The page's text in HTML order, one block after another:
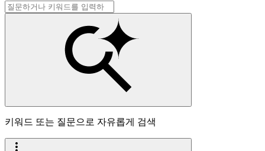
키워드 또는 질문으로 자유롭게 검색